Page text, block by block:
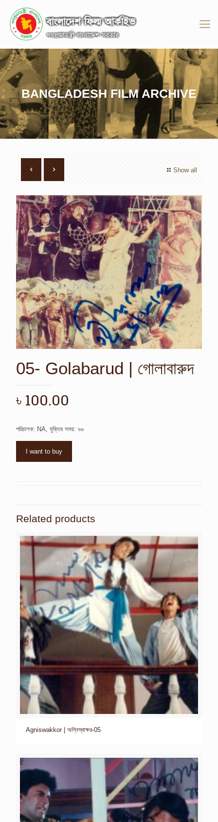
BANGLADESH FILM ARCHIVE
Show all
05- Golabarud | গোলাবারুদ
৳ 100.00
পরিচালক: NA, মুক্তির সময়: ৯৬
I want to buy
Related products
Agniswakkor | অগ্নিস্বাক্ষর-05